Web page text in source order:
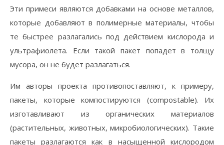
Эти примеси являются добавками на основе металлов,
которые добавляют в полимерные материалы, чтобы
те быстрее разлагались под действием кислорода и
ультрафиолета. Если такой пакет попадет в толщу
мусора, он не будет разлагаться.
Им авторы проекта противопоставляют, к примеру,
пакеты, которые компостируются (сompostable). Их
изготавливают из органических материалов
(растительных, животных, микробиологических). Такие
пакеты разлагаются как в насыщенной кислородом